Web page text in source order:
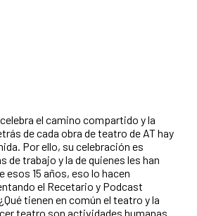
el camino compartido y la
de cada obra de teatro de AT hay
Por ello, su celebración es
trabajo y la de quienes les han
esos 15 años, eso lo hacen
el Recetario y Podcast
tienen en común el teatro y la
teatro son actividades humanas